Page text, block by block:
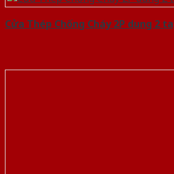
Cửa Thép Chống Cháy 2P dung 2